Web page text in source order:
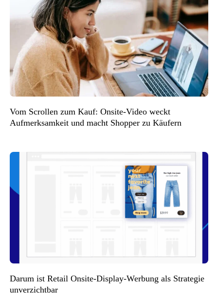
Vom Scrollen zum Kauf: Onsite-Video weckt
Aufmerksamkeit und macht Shopper zu Käufern
Darum ist Retail Onsite-Display-Werbung als Strategie
unverzichtbar